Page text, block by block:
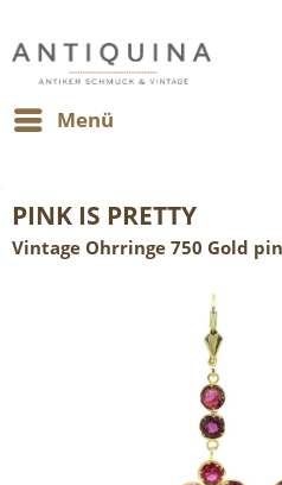
Menü
PINK IS PRETTY
Vintage Ohrringe 750 Gold